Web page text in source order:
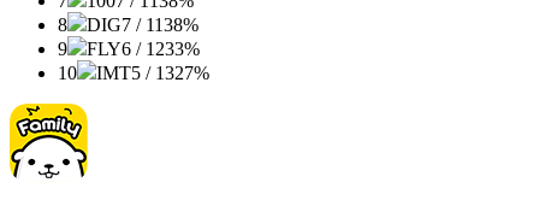
8
DIG7 / 1138%
9
FLY6 / 1233%
10
IMT5 / 1327%